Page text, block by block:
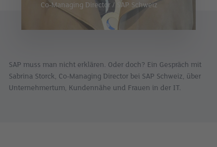
SAP muss man nicht erklären. Oder doch? Ein Gespräch mit
Sabrina Storck, Co-Managing Director bei SAP Schweiz, über
Unternehmertum, Kundennähe und Frauen in der IT.
Co-Managing Director / SAP Schweiz